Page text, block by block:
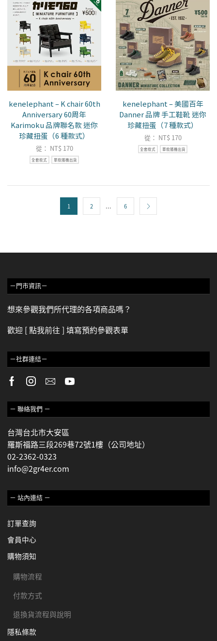
kenelephant – K chair 60th
Anniversary 60周年
Karimoku 品牌聯名款 迷你
珍藏扭蛋（6 種款式）
從： NT$170
全套款式 單款隨機出貨
kenelephant – 美國百年
Danner 品牌 手工鞋靴 迷你
珍藏扭蛋（7 種款式）
從： NT$170
全套款式 單款隨機出貨
1 2 ... 6
－門市資訊－
想來參觀我們所代理的各項商品嗎？
歡迎 [ 點我前往 ] 填寫預約參觀表單
－社群連結－
－ 聯絡我們 －
台灣台北市大安區
羅斯福路三段269巷72號1樓（公司地址）
02-2362-0323
info@2gr4er.com
－ 站內連結 －
訂單查詢
會員中心
購物須知
購物流程
付款方式
退換貨流程與說明
隱私條款